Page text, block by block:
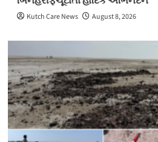
Kutch Care News August 8, 2026